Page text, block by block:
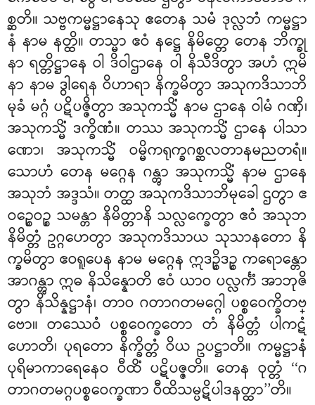
စ္ဆတိ။ သဗ္ဗကမ္မဋ္ဌာနေသု ဧတေန သမံ ဒုလ္လဘံ ကမ္မဋ္ဌာ
နံ နာမ နတ္ထိ။ တသ္မာ ဧဝံ နဋ္ဌေ နိမိတ္တေ တေန ဘိက္ခု
နာ ရတ္တိဋ္ဌာနေ ဝါ ဒိဝါဌာနေ ဝါ နိသီဒိတွာ အဟံ ဣမိ
နာ နာမ ဒွါရေန ဝိဟာရာ နိက္ခမိတွာ အသုကဒိသာဘိ
မုခံ မဂ္ဂံ ပဋိပဇ္ဇိတွာ အသုကသ္မိံ နာမ ဌာနေ ဝါမံ ဂဏှိ၊
အသုကသ္မိံ ဒက္ခိဏံ။ တဿ အသုကသ္မိံ ဌာနေ ပါသာ
ဏော၊ အသုကသ္မိံ ဝမ္မိကရုက္ခဂစ္ဆလတာနမညတရံ။
သောဟံ တေန မဂ္ဂေန ဂန္တွာ အသုကသ္မိံ နာမ ဌာနေ
အသုဘံ အဒ္ဒသံ။ တတ္ထ အသုကဒိသာဘိမုခေါ ဌတွာ ဧ
ဝဉ္စေဝဉ္စ သမန္တာ နိမိတ္တာနိ သလ္လက္ခေတွာ ဧဝံ အသုဘ
နိမိတ္တံ ဥဂ္ဂဟေတွာ အသုကဒိသာယ သုသာနတော နိ
က္ခမိတွာ ဧဝရူပေန နာမ မဂ္ဂေန ဣဒဉ္စိဒဉ္စ ကရောန္တော
အာဂန္တွာ ဣဓ နိသိန္နောတိ ဧဝံ ယာဝ ပလ္လင်္ကံ အာဘုဇိ
တွာ နိသိန္နဋ္ဌာနံ၊ တာဝ ဂတာဂတမဂ္ဂေါ ပစ္စဝေက္ခိတဗ္
ဗော။ တဿေဝံ ပစ္စဝေက္ခတော တံ နိမိတ္တံ ပါကဋံ
ဟောတိ၊ ပုရတော နိက္ခိတ္တံ ဝိယ ဥပဋ္ဌာတိ။ ကမ္မဋ္ဌာနံ
ပုရိမာကာရေနေဝ ဝီထိံ ပဋိပဇ္ဇတိ။ တေန ဝုတ္တံ ‘‘ဂ
တာဂတမဂ္ဂပစ္စဝေက္ခဏာ ဝီထိသမ္ပဋိပါဒနတ္ထာ’’တိ။